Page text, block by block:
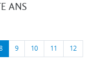
ANS
9 10 11 12